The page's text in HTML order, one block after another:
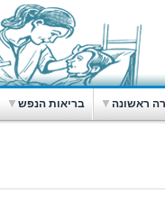
ראשונה בריאות הנפש